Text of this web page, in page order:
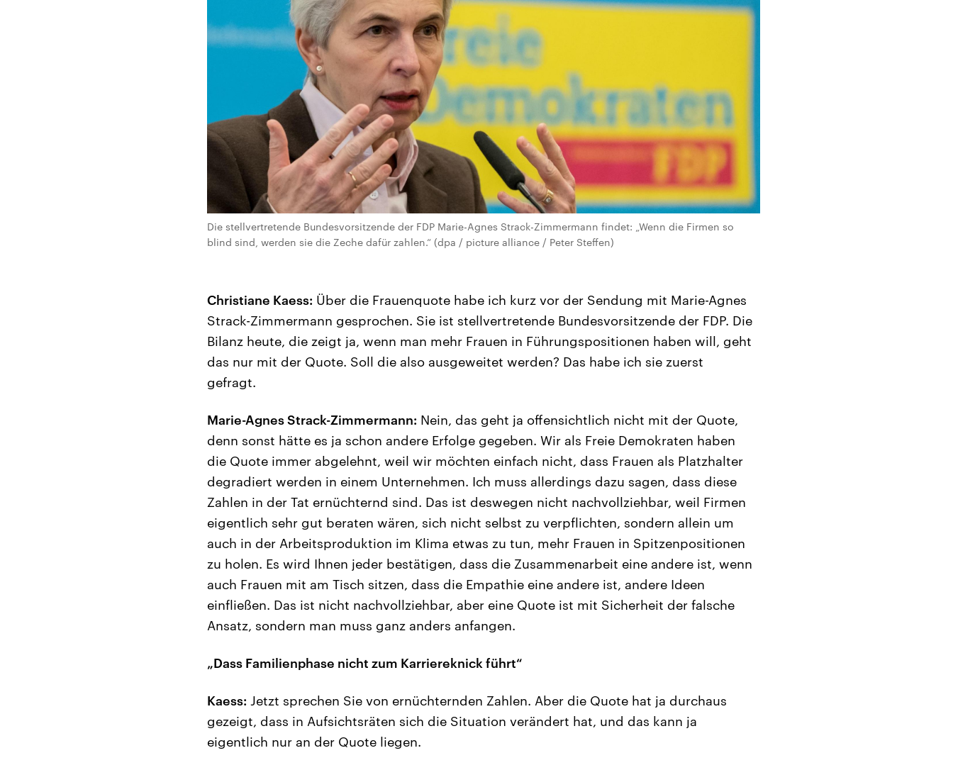
Die stellvertretende Bundesvorsitzende der FDP Marie-Agnes Strack-Zimmermann findet: „Wenn die Firmen so
blind sind, werden sie die Zeche dafür zahlen.“ (dpa / picture alliance / Peter Steffen)
Christiane Kaess: Über die Frauenquote habe ich kurz vor der Sendung mit Marie-Agnes
Strack-Zimmermann gesprochen. Sie ist stellvertretende Bundesvorsitzende der FDP. Die
Bilanz heute, die zeigt ja, wenn man mehr Frauen in Führungspositionen haben will, geht
das nur mit der Quote. Soll die also ausgeweitet werden? Das habe ich sie zuerst
gefragt.
Marie-Agnes Strack-Zimmermann: Nein, das geht ja offensichtlich nicht mit der Quote,
denn sonst hätte es ja schon andere Erfolge gegeben. Wir als Freie Demokraten haben
die Quote immer abgelehnt, weil wir möchten einfach nicht, dass Frauen als Platzhalter
degradiert werden in einem Unternehmen. Ich muss allerdings dazu sagen, dass diese
Zahlen in der Tat ernüchternd sind. Das ist deswegen nicht nachvollziehbar, weil Firmen
eigentlich sehr gut beraten wären, sich nicht selbst zu verpflichten, sondern allein um
auch in der Arbeitsproduktion im Klima etwas zu tun, mehr Frauen in Spitzenpositionen
zu holen. Es wird Ihnen jeder bestätigen, dass die Zusammenarbeit eine andere ist, wenn
auch Frauen mit am Tisch sitzen, dass die Empathie eine andere ist, andere Ideen
einfließen. Das ist nicht nachvollziehbar, aber eine Quote ist mit Sicherheit der falsche
Ansatz, sondern man muss ganz anders anfangen.
„Dass Familienphase nicht zum Karriereknick führt“
Kaess: Jetzt sprechen Sie von ernüchternden Zahlen. Aber die Quote hat ja durchaus
gezeigt, dass in Aufsichtsräten sich die Situation verändert hat, und das kann ja
eigentlich nur an der Quote liegen.